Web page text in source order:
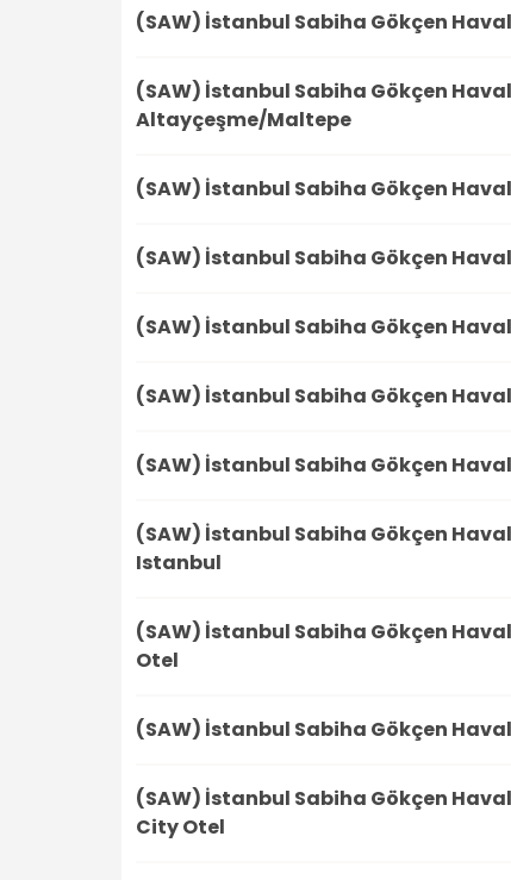
(SAW) İstanbul Sabiha Gökçen
(SAW) İstanbul Sabiha Gökçen
Altayçeşme/Maltepe
(SAW) İstanbul Sabiha Gökçen
(SAW) İstanbul Sabiha Gökçen
(SAW) İstanbul Sabiha Gökçen
(SAW) İstanbul Sabiha Gökçen
(SAW) İstanbul Sabiha Gökçen
(SAW) İstanbul Sabiha Gökçen
Istanbul
(SAW) İstanbul Sabiha Gökçen
Otel
(SAW) İstanbul Sabiha Gökçen
(SAW) İstanbul Sabiha Gökçen
City Otel